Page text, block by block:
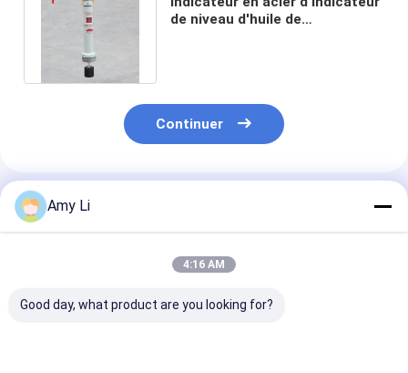
de niveau d'huile de
Continuer
Produits Recommandés
Amy Li
4:16 AM
Good day, what product are you looking for?